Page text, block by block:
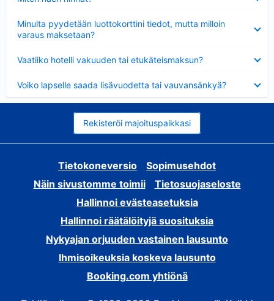
Minulta pyydetään luottokorttini tiedot, mutta milloin
varaus maksetaan?
Vaatiiko hotelli vakuuden tai etukäteismaksun?
Voiko lapselle saada lisävuodetta tai vauvansänkyä?
Rekisteröi majoituspaikkasi
Tietokoneversio
Sopimusehdot
Näin sivustomme toimii
Tietosuojaseloste
Hallinnoi evästeasetuksia
Hallinnoi räätälöityjä suosituksia
Nykyajan orjuuden vastainen lausunto
Ihmisoikeuksia koskeva lausunto
Booking.com yhtiönä